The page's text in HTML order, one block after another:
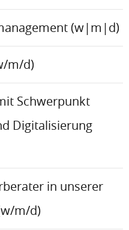
(w|m|d)
m/d)
Schwerpunkt
Digitalisierung
in unserer
m/d)